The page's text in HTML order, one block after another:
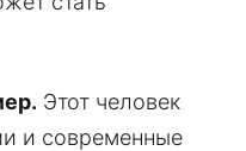
Этот человек
и современные